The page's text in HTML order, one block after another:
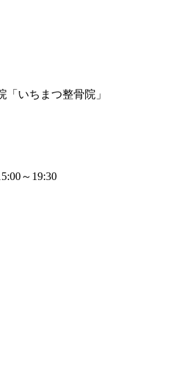
「いちまつ整骨院」
～19:30